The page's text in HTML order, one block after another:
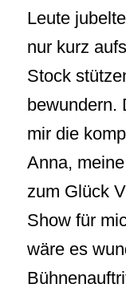
Leute
nur kurz
Stock
bewundern.
mir die
Anna,
zum Glück
Show für
wäre es